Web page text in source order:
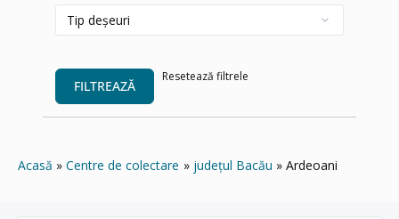
FILTREAZĂ
Resetează filtrele
Acasă Centre de colectare județul Bacău Ardeoani